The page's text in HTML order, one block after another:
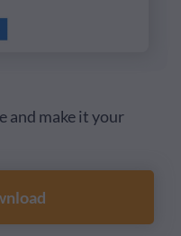
and make it your